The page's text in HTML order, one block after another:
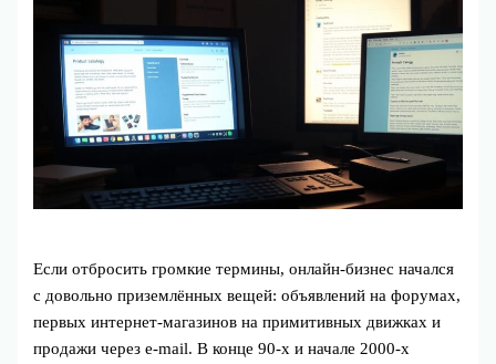
Если отбросить громкие термины, онлайн-бизнес начался
с довольно приземлённых вещей: объявлений на форумах,
первых интернет-магазинов на примитивных движках и
продажи через e-mail. В конце 90-х и начале 2000-х